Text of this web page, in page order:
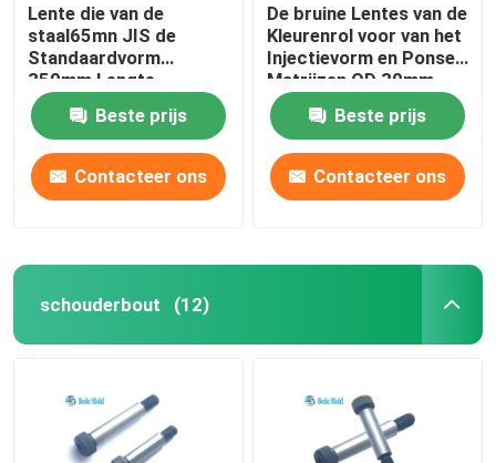
Lente die van de
staal65mn JIS de
Standaardvorm
350mm Lengte
schilderen
Beste prijs
Contacteer ons
De bruine Lentes van de
Kleurenrol voor van het
Injectievorm en Ponsen
Matrijzen OD 30mm
Lading 360KG
Beste prijs
Contacteer ons
schouderbout (12)